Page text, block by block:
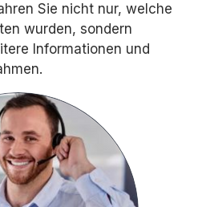
Sie nicht nur, welche
wurden, sondern
Informationen und